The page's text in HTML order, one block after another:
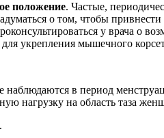
положение. Частые,
о том, чтобы
у врача о
укрепления мышечного
наблюдаются в период
нагрузку на область таза